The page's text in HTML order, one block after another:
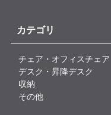
カテゴリ
チェア・オフィスチェア
デスク・昇降デスク
収納
その他